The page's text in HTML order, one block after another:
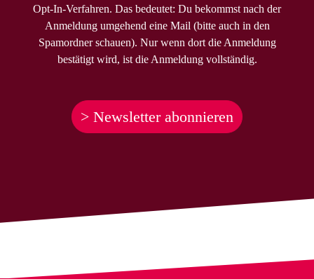
Opt-In-Verfahren. Das bedeutet: Du bekommst nach der
Anmeldung umgehend eine Mail (bitte auch in den
Spamordner schauen). Nur wenn dort die Anmeldung
bestätigt wird, ist die Anmeldung vollständig.
> Newsletter abonnieren